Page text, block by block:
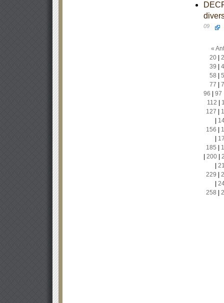
09
«
20|
39
58
77
96
97
112
127
156
185
200|
229
258